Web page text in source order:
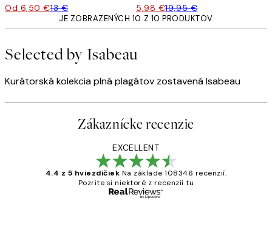
Od 6,50 €13 € 5,98 €19,95 €
JE ZOBRAZENÝCH 10 Z 10 PRODUKTOV
Selected by Isabeau
Kurátorská kolekcia plná plagátov zostavená Isabeau
Zákaznícke recenzie
EXCELLENT
4.4 z 5 hviezdičiek Na základe 108346 recenzií.
Pozrite si niektoré z recenzií tu